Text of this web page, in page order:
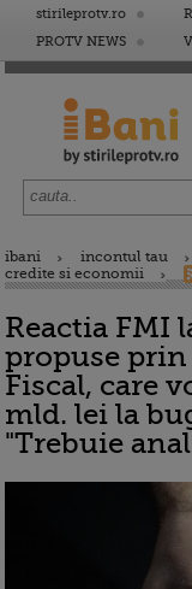
stirileprotv.ro
PROTV NEWS
ibani
incontul tau
credite si economii
Reactia FMI
propuse
Fiscal, care
mld. lei la
"Trebuie